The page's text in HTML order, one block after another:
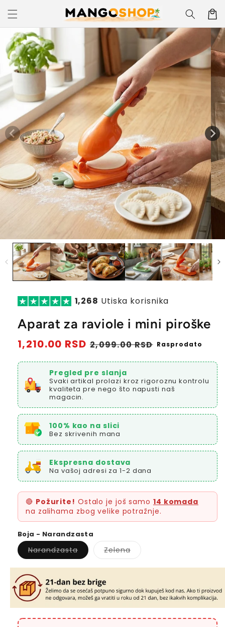
Skip to
content
Korpa
Skip to
product
information
1,268 Utiska korisnika
Aparat za raviole i mini piroške
Redovna
cena
1,210.00 RSD Prodajna
cena
2,099.00 RSD Rasprodato
Pregled pre slanja
Svaki artikal prolazi kroz rigoroznu kontrolu
kvaliteta pre nego što napusti naš
magacin.
100% kao na slici
Bez skrivenih mana
Ekspresna dostava
Na vašoj adresi za 1-2 dana
🔴 Požurite! Ostalo je još samo 14 komada
na zalihama zbog velike potražnje.
Boja - Narandzasta
NarandzastaVarijacija
je
ZelenaVarijacija
je